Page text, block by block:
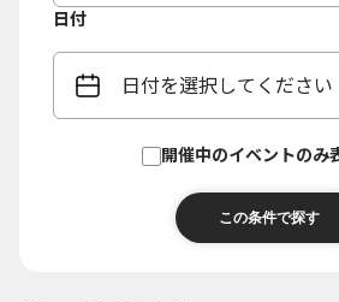
日付
日付を選択してください
開催中のイベントのみ